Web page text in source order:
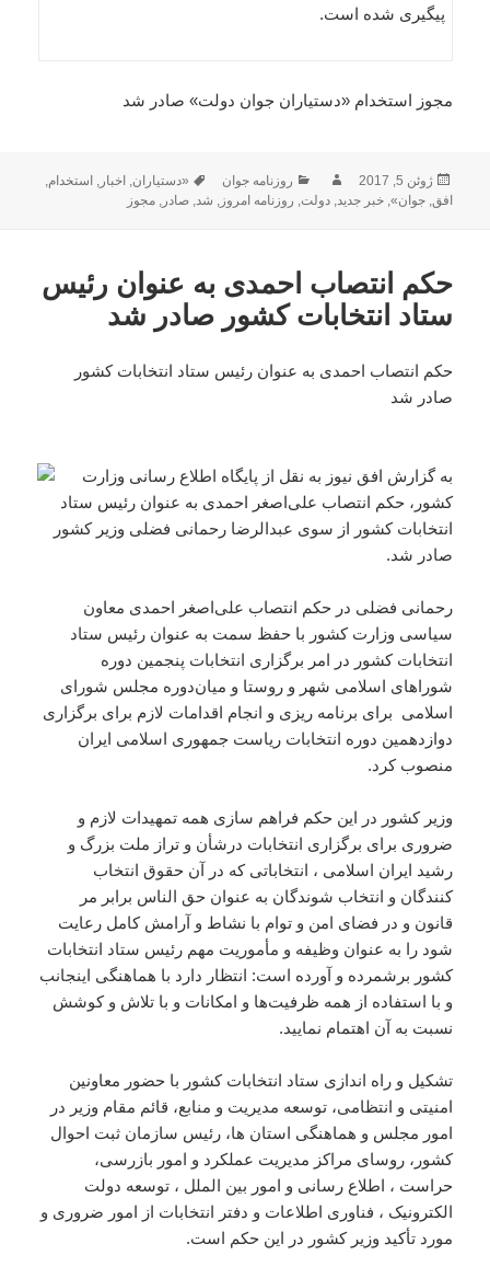
پیگیری شده است.
مجوز استخدام «دستیاران جوان دولت» صادر شد
ارسال
شده
ژوئن 5, 2017 نویسندهدسته‌ها
روزنامه جوان برچسب‌ها
«دستیاران, اخبار, استخدام,
افق,جوان»,خبر جدید,دولت, روزنامه امروز, شد,صادر,مجوز
حکم انتصاب احمدی به عنوان رئیس
ستاد انتخابات کشور صادر شد
حکم انتصاب احمدی به عنوان رئیس ستاد انتخابات کشور
صادر شد
به گزارش افق نیوز به نقل از پایگاه اطلاع رسانی وزارت
کشور، حکم انتصاب علی‌اصغر احمدی به عنوان رئیس ستاد
انتخابات کشور از سوی عبدالرضا رحمانی فضلی وزیر کشور
صادر شد.
رحمانی فضلی در حکم انتصاب علی‌اصغر احمدی معاون
سیاسی وزارت کشور با حفظ سمت به عنوان رئیس ستاد
انتخابات کشور در امر برگزاری انتخابات پنجمین دوره
شوراهای اسلامی شهر و روستا و میان‌دوره مجلس شورای
اسلامی برای برنامه ریزی و انجام اقدامات لازم برای برگزاری
دوازدهمین دوره انتخابات ریاست جمهوری اسلامی ایران
منصوب کرد.
وزیر کشور در این حکم فراهم سازی همه تمهیدات لازم و
ضروری برای برگزاری انتخابات درشأن و تراز ملت بزرگ و
رشید ایران اسلامی ، انتخاباتی که در آن حقوق انتخاب
کنندگان و انتخاب شوندگان به عنوان حق الناس برابر مر
قانون و در فضای امن و توام با نشاط و آرامش کامل رعایت
شود را به عنوان وظیفه و مأموریت مهم رئیس ستاد انتخابات
کشور برشمرده و آورده است: انتظار دارد با هماهنگی اینجانب
و با استفاده از همه ظرفیت‌ها و امکانات و با تلاش و کوشش
نسبت به آن اهتمام نمایید.
تشکیل و راه اندازی ستاد انتخابات کشور با حضور معاونین
امنیتی و انتظامی، توسعه مدیریت و منابع، قائم مقام وزیر در
امور مجلس و هماهنگی استان ها، رئیس سازمان ثبت احوال
کشور، روسای مراکز مدیریت عملکرد و امور بازرسی،
حراست ، اطلاع رسانی و امور بین الملل ، توسعه دولت
الکترونیک ، فناوری اطلاعات و دفتر انتخابات از امور ضروری و
مورد تأکید وزیر کشور در این حکم است.